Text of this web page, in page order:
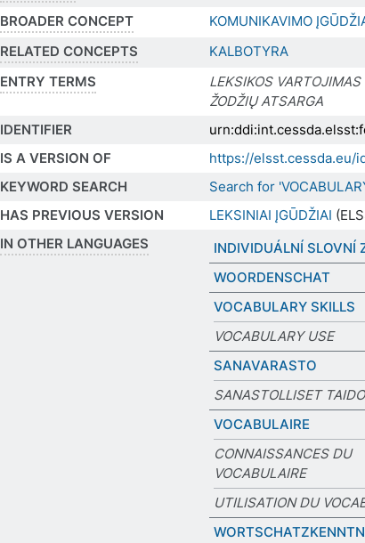
BROADER CONCEPT
KOMUNIKAVIMO
RELATED CONCEPTS
KALBOTYRA
ENTRY TERMS
LEKSIKOS VARTOJIMAS
ŽODŽIŲ ATSARGA
IDENTIFIER
IS A VERSION OF
https://
KEYWORD SEARCH
Search for
HAS PREVIOUS VERSION
LEKSINIAI ĮGŪDŽIAI
IN OTHER LANGUAGES
INDIVIDUÁLNÍ SLOVNÍ
WOORDENSCHAT
VOCABULARY SKILLS
VOCABULARY USE
SANAVARASTO
SANASTOLLISET
VOCABULAIRE
CONNAISSANCES DU
VOCABULAIRE
UTILISATION DU